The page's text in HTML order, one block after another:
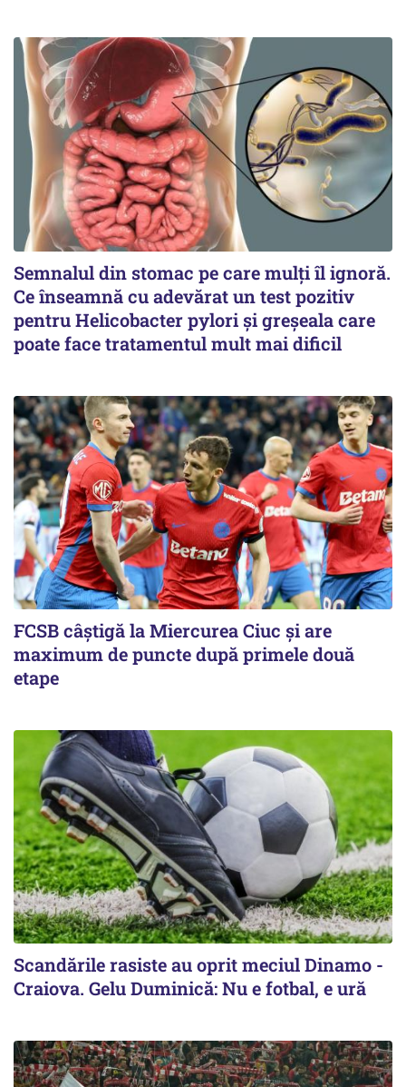
Semnalul din stomac pe care mulți îl ignoră.
Ce înseamnă cu adevărat un test pozitiv
pentru Helicobacter pylori și greșeala care
poate face tratamentul mult mai dificil
FCSB câştigă la Miercurea Ciuc şi are
maximum de puncte după primele două
etape
Scandările rasiste au oprit meciul Dinamo -
Craiova. Gelu Duminică: Nu e fotbal, e ură